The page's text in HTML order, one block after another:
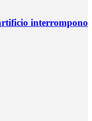
interrompono